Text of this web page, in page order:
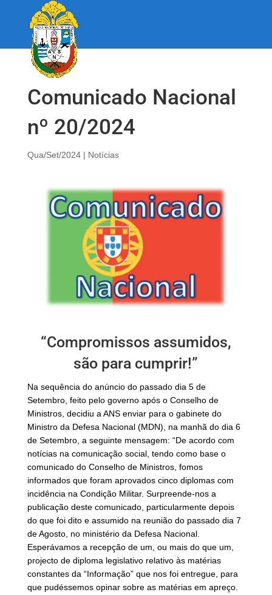
Comunicado Nacional
nº 20/2024
Qua/Set/2024| Notícias
“Compromissos assumidos,
são para cumprir!”
Na sequência do anúncio do passado dia 5 de
Setembro, feito pelo governo após o Conselho de
Ministros, decidiu a ANS enviar para o gabinete do
Ministro da Defesa Nacional (MDN), na manhã do dia 6
de Setembro, a seguinte mensagem: “De acordo com
notícias na comunicação social, tendo como base o
comunicado do Conselho de Ministros, fomos
informados que foram aprovados cinco diplomas com
incidência na Condição Militar. Surpreende-nos a
publicação deste comunicado, particularmente depois
do que foi dito e assumido na reunião do passado dia 7
de Agosto, no ministério da Defesa Nacional.
Esperávamos a recepção de um, ou mais do que um,
projecto de diploma legislativo relativo às matérias
constantes da “Informação” que nos foi entregue, para
que pudéssemos opinar sobre as matérias em apreço.